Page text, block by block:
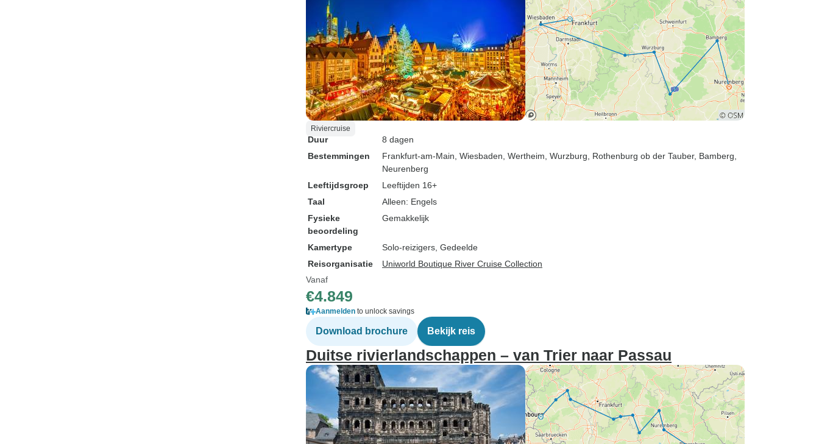
Riviercruise
Duur
8 dagen
Bestemmingen
Frankfurt-am-Main , Wiesbaden , Wertheim , Wurzburg , Rothenburg ob der Tauber, Bamberg
Neurenberg
Leeftijdsgroep
Leeftijden 16+
Taal
Alleen: Engels
Fysieke
beoordeling
Gemakkelijk
Kamertype
Solo-reizigers, Gedeelde
Reisorganisatie
Uniworld Boutique River Cruise Collection
Vanaf
€4.849
Aanmelden to unlock savings
Download brochure Bekijk reis
Duitse rivierlandschappen – van Trier naar Passau